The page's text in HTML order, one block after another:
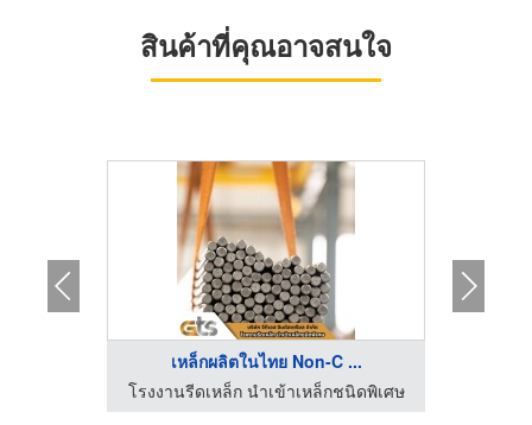
สินค้าที่คุณอาจสนใจ
เหล็กผลิตในไทย Non-C ...
โรงงานรีดเหล็ก นำเข้าเหล็กชนิดพิเศษ